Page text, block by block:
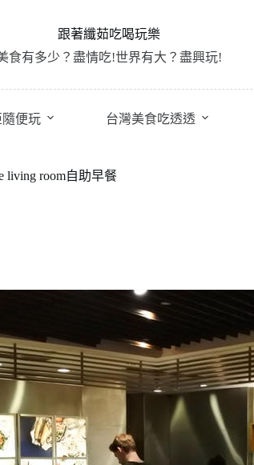
跟著纖茹吃喝玩樂
食有多少？盡情吃!世界有大？盡興玩!
便玩 台灣美食吃透透
living room自助早餐